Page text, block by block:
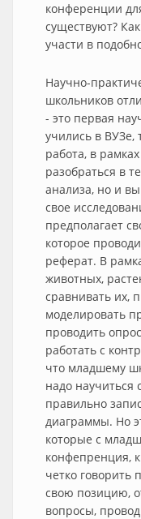
конференции
существуют?
участи в
Научно-
школьников
- это первая
учились в ВУЗе,
работа, в
разобраться в
анализа, но и
свое
предполагает
которое
реферат. В
животных,
сравнивать их,
моделировать
проводить
работать с
что младшему
надо научиться
правильно
диаграммы. Но
которые с
конфепренция,
четко говорить
свою позицию,
вопросы,